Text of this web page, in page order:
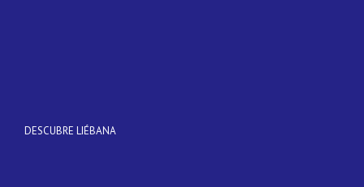
DESCUBRE LIÉBANA